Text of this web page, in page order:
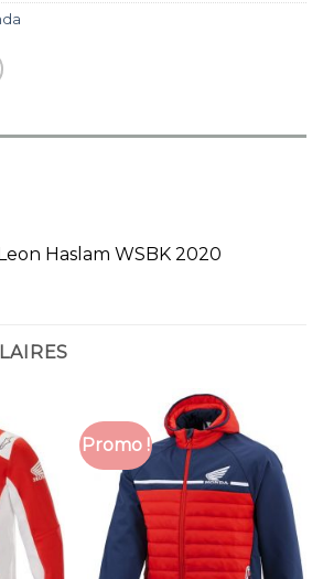
Haslam WSBK 2020
Promo !